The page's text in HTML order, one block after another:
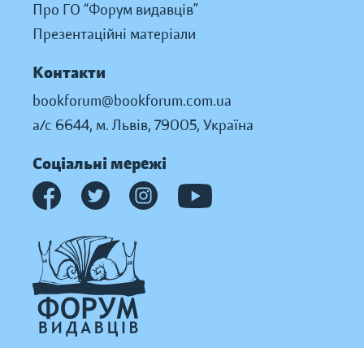
Про ГО “Форум видавців”
Презентаційні матеріали
Контакти
bookforum@bookforum.com.ua
а/с 6644, м. Львів, 79005, Україна
Соціальні мережі